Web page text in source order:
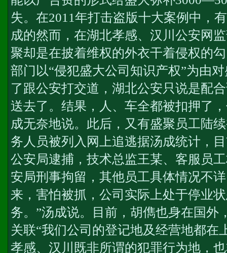
失。在2011年打击盗版十大案例中，
成的然而，在湖北孝感、汉川公安网
聚却是在披着维权的外衣干着侵权的
部门以“侵犯盛大公司知识产权”为由
了跟公安打交道，湖北公安只说是配
送去了。结果，人、车全都被扣押了
成无奈地说。此后，又有盛聚员工陆
务人员被列入网上追逃据汤成统计，
公安局逮捕，技术总监王某、客服员
安局刑事拘留，其他员工具体情况不
来，害怕被抓，公司实际上处于停业
务。”汤成说。目前，胡儁也身在国外
关联“我们公司的登记地及经营地都在
孝感、汉川既非所谓的犯罪行为地，